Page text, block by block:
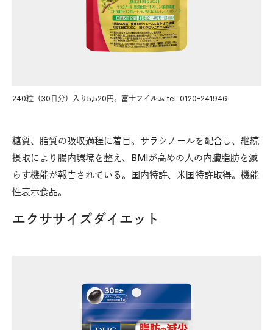
240粒（30日分）入り5,520円。富士フイルム tel. 0120-241946
糖質、脂質の吸収過程に着目。サラシノールを配合し、継続
摂取により腸内環境を整え、BMIが高めの人の内臓脂肪を減
らす機能が報告されている。国内特許、米国特許取得。機能
性表示食品。
エクササイズダイエット